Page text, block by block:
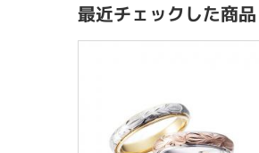
最近チェックした商品